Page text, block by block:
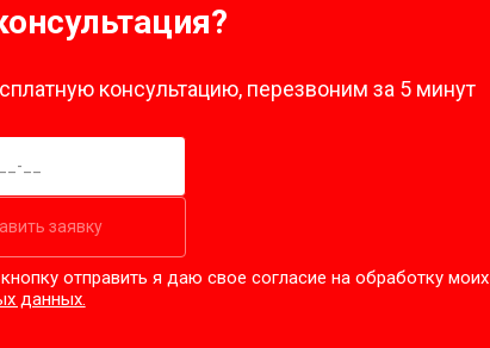
консультацию, перезвоним за 5 минут
заявку
отправить я даю свое согласие на обработку моих
данных.